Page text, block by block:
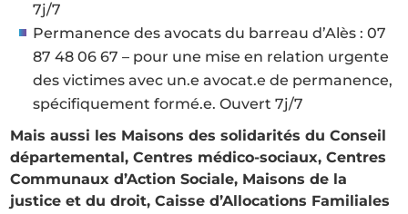
7j/7
Permanence des avocats du barreau d’Alès : 07
87 48 06 67 – pour une mise en relation urgente
des victimes avec un.e avocat.e de permanence,
spécifiquement formé.e. Ouvert 7j/7
Mais aussi les Maisons des solidarités du Conseil
départemental, Centres médico-sociaux, Centres
Communaux d’Action Sociale, Maisons de la
justice et du droit, Caisse d’Allocations Familiales